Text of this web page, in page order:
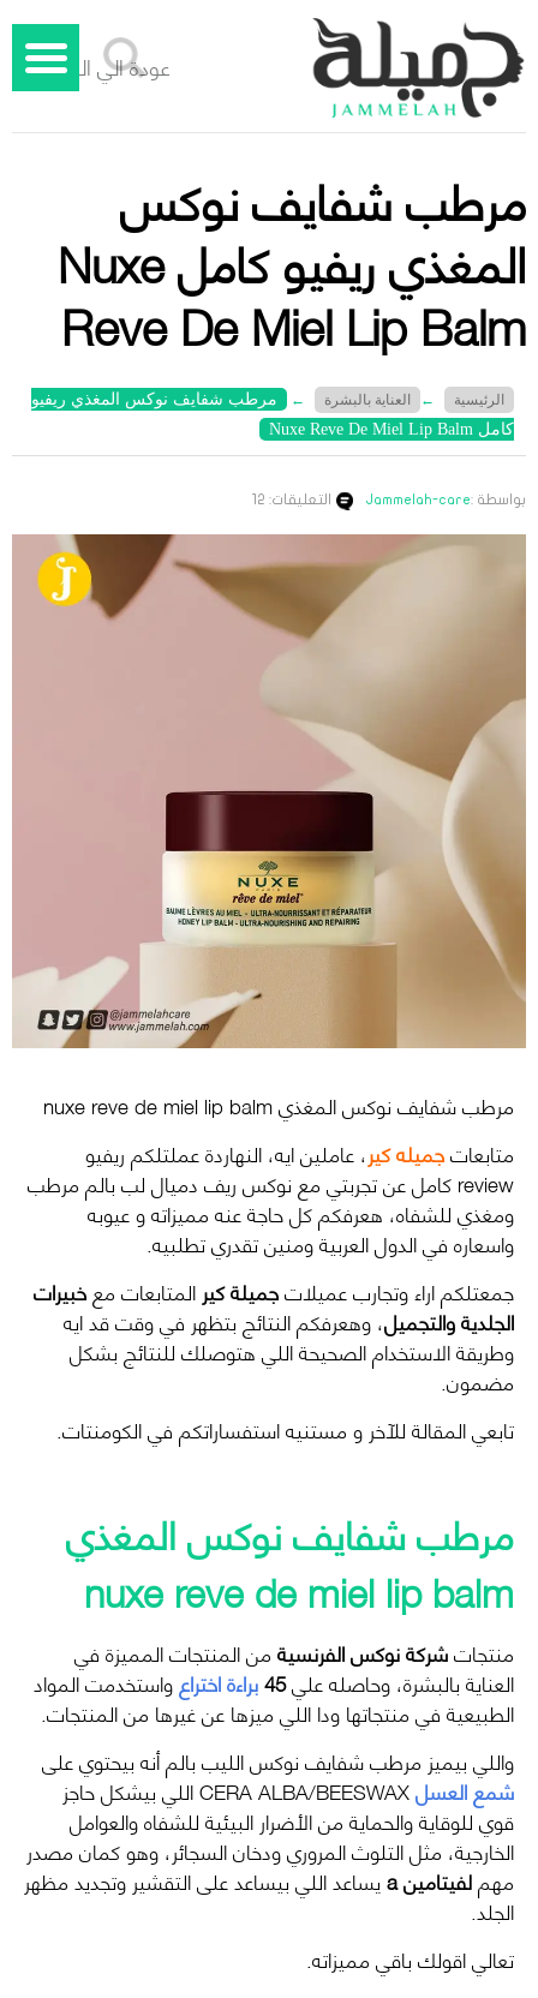
جميلة – دليل الليزر المنزلي
عودة الي الوراء
مرطب شفايف نوكس
المغذي ريفيو كامل Nuxe
Reve De Miel Lip Balm
الرئيسية ← العناية بالبشرة ←
مرطب شفايف نوكس المغذي ريفيو
كامل Nuxe Reve De Miel Lip Balm
بواسطة :Jammelah-care التعليقات: 12
مرطب شفايف نوكس المغذي nuxe reve de miel lip balm
متابعاتجميله كير، عاملين ايه، النهاردة عملتلكم ريفيو
review كامل عن تجربتي مع نوكس ريف دميال لب بالم مرطب
ومغذي للشفاه، هعرفكم كل حاجة عنه مميزاته و عيوبه
واسعاره في الدول العربية ومنين تقدري تطلبيه.
جمعتلكم اراء وتجارب عميلاتجميلة كير المتابعات معخبيرات
الجلدية والتجميل، وهعرفكم النتائج بتظهر في وقت قد ايه
وطريقة الاستخدام الصحيحة اللي هتوصلك للنتائج بشكل
مضمون.
تابعي المقالة للآخر و مستنيه استفساراتكم في الكومنتات.
مرطب شفايف نوكس المغذي
nuxe reve de miel lip balm
منتجاتشركة نوكس الفرنسيةمن المنتجات المميزة في
العناية بالبشرة، وحاصله علي45براءة اختراعواستخدمت المواد
الطبيعية في منتجاتها ودا اللي ميزها عن غيرها من المنتجات.
واللي بيميز مرطب شفايف نوكس الليب بالم أنه بيحتوي على
شمع العسل CERA ALBA/BEESWAX اللي بيشكل حاجز
قوي للوقاية والحماية من الأضرار البيئية للشفاه والعوامل
الخارجية، مثل التلوث المروري ودخان السجائر، وهو كمان مصدر
مهملفيتامين a يساعد اللي بيساعد على التقشير وتجديد مظهر
الجلد.
تعالي اقولك باقي مميزاته.